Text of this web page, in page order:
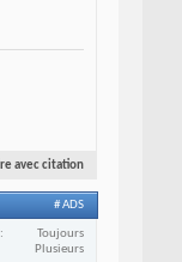
avec citation
# ADS
Toujours
Plusieurs